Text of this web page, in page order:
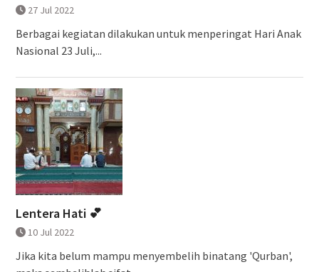
27 Jul 2022
Berbagai kegiatan dilakukan untuk menperingat Hari Anak
Nasional 23 Juli,...
Lentera Hati 💕
10 Jul 2022
Jika kita belum mampu menyembelih binatang 'Qurban',